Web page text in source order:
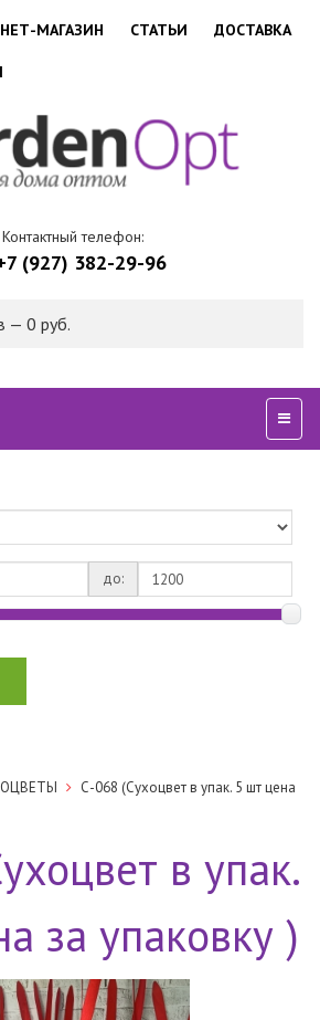
МАГАЗИН СТАТЬИ ДОСТАВКА
Контактный телефон:
(927) 382-29-96
— 0 руб.
до:
С-068 (Cухоцвет в упак. 5 шт цена
в упак.
за упаковку )